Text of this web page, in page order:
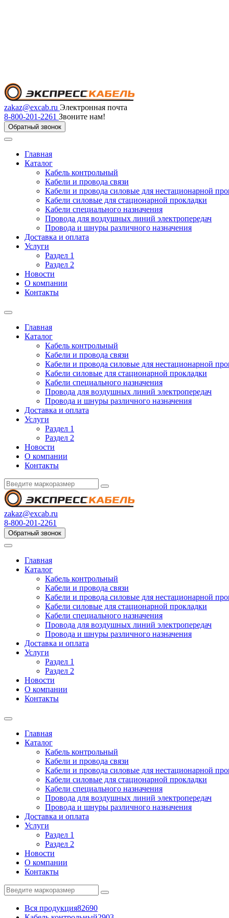
zakaz@excab.ru Электронная почта
8-800-201-2261 Звоните нам!
Обратный звонок
Главная
Каталог
Кабель контрольный
Кабели и провода связи
Кабели и провода силовые для нестационарной
Кабели силовые для стационарной прокладки
Кабели специального назначения
Провода для воздушных линий электропередач
Провода и шнуры различного назначения
Доставка и оплата
Услуги
Раздел 1
Раздел 2
Новости
О компании
Контакты
Главная
Каталог
Кабель контрольный
Кабели и провода связи
Кабели и провода силовые для нестационарной
Кабели силовые для стационарной прокладки
Кабели специального назначения
Провода для воздушных линий электропередач
Провода и шнуры различного назначения
Доставка и оплата
Услуги
Раздел 1
Раздел 2
Новости
О компании
Контакты
zakaz@excab.ru
8-800-201-2261
Обратный звонок
Главная
Каталог
Кабель контрольный
Кабели и провода связи
Кабели и провода силовые для нестационарной
Кабели силовые для стационарной прокладки
Кабели специального назначения
Провода для воздушных линий электропередач
Провода и шнуры различного назначения
Доставка и оплата
Услуги
Раздел 1
Раздел 2
Новости
О компании
Контакты
Главная
Каталог
Кабель контрольный
Кабели и провода связи
Кабели и провода силовые для нестационарной
Кабели силовые для стационарной прокладки
Кабели специального назначения
Провода для воздушных линий электропередач
Провода и шнуры различного назначения
Доставка и оплата
Услуги
Раздел 1
Раздел 2
Новости
О компании
Контакты
Вся продукция82690